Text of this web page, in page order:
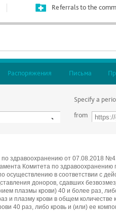
Referrals to the
Распоряжения Письма
Specify a
from
здравоохранению от 07.08.2018
Комитета по
осуществлению в соответствии с
доноров, сдавших
плазмы крови) 40 и более раз,
и плазму крови в общем количестве
40 раз, либо кровь и (или) ее